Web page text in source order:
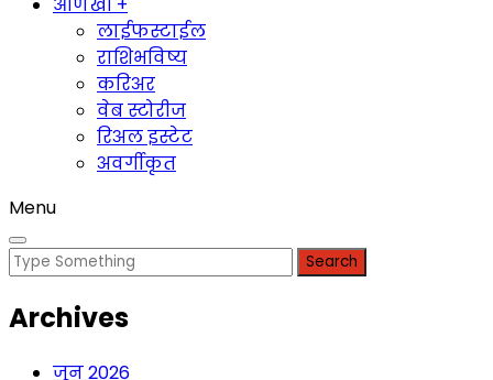
लाईफस्टाईल
राशिभविष्य
करिअर
वेब स्टोरीज
रिअल इस्टेट
अवर्गीकृत
Menu
Search
Archives
जून 2026